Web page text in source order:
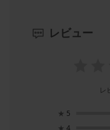
レビュー
レ
★ 5
★ 4